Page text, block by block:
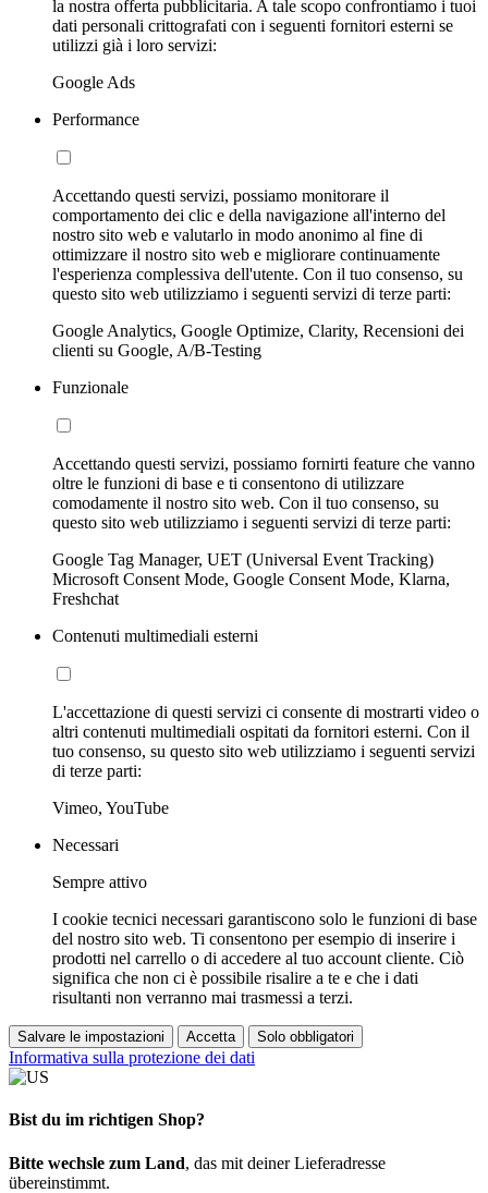
la nostra offerta pubblicitaria. A tale scopo confrontiamo i tuoi
dati personali crittografati con i seguenti fornitori esterni se
utilizzi già i loro servizi:
Google Ads
Performance
Accettando questi servizi, possiamo monitorare il
comportamento dei clic e della navigazione all'interno del
nostro sito web e valutarlo in modo anonimo al fine di
ottimizzare il nostro sito web e migliorare continuamente
l'esperienza complessiva dell'utente. Con il tuo consenso, su
questo sito web utilizziamo i seguenti servizi di terze parti:
Google Analytics, Google Optimize, Clarity, Recensioni dei
clienti su Google, A/B-Testing
Funzionale
Accettando questi servizi, possiamo fornirti feature che vanno
oltre le funzioni di base e ti consentono di utilizzare
comodamente il nostro sito web. Con il tuo consenso, su
questo sito web utilizziamo i seguenti servizi di terze parti:
Google Tag Manager, UET (Universal Event Tracking)
Microsoft Consent Mode, Google Consent Mode, Klarna,
Freshchat
Contenuti multimediali esterni
L'accettazione di questi servizi ci consente di mostrarti video o
altri contenuti multimediali ospitati da fornitori esterni. Con il
tuo consenso, su questo sito web utilizziamo i seguenti servizi
di terze parti:
Vimeo, YouTube
Necessari
Sempre attivo
I cookie tecnici necessari garantiscono solo le funzioni di base
del nostro sito web. Ti consentono per esempio di inserire i
prodotti nel carrello o di accedere al tuo account cliente. Ciò
significa che non ci è possibile risalire a te e che i dati
risultanti non verranno mai trasmessi a terzi.
Salvare le impostazioni Accetta Solo obbligatori
Informativa sulla protezione dei dati
Bist du im richtigen Shop?
Bitte wechsle zum Land, das mit deiner Lieferadresse
übereinstimmt.